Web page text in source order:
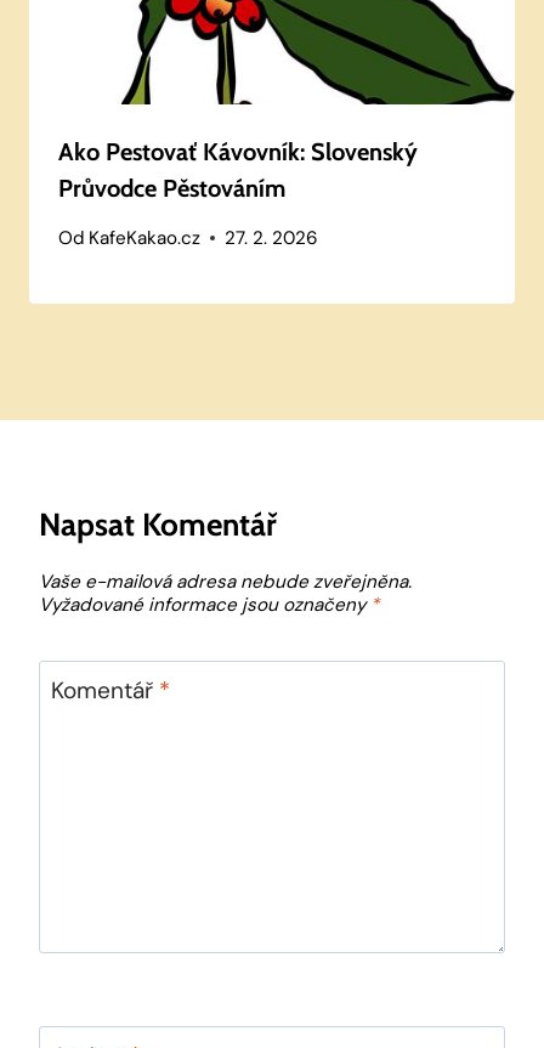
Ako Pestovať Kávovník: Slovenský
Průvodce Pěstováním
Od KafeKakao.cz 27. 2. 2026
Napsat Komentář
Vaše e-mailová adresa nebude zveřejněna.
Vyžadované informace jsou označeny *
Komentář *